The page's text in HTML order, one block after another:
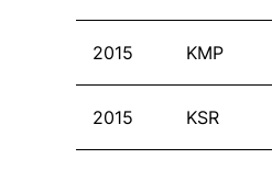
2015 KMP
2015 KSR